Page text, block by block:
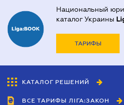
Национальный
каталог Украины
ТАРИФЫ
КАТАЛОГ РЕШЕНИЙ
ВСЕ ТАРИФЫ ЛІГА:ЗАКОН